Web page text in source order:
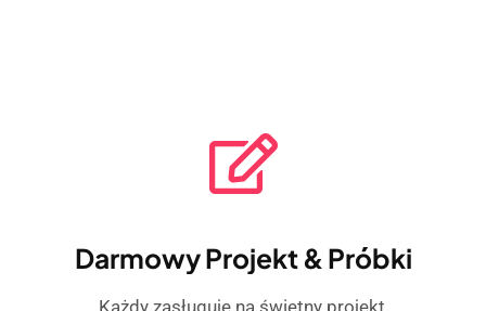
Darmowy Projekt & Próbki
Każdy zasługuje na świetny projekt,